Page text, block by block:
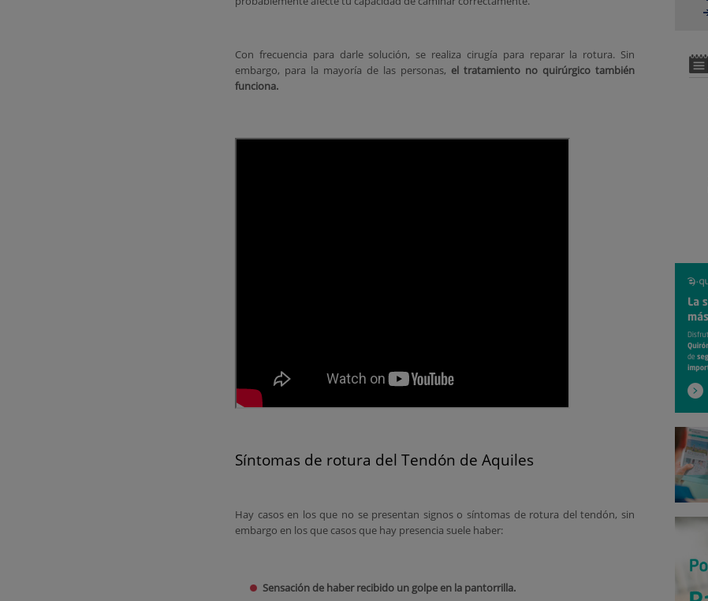
Con frecuencia para darle solución, se realiza cirugía para reparar la rotura. Sin
embargo, para la mayoría de las personas, el tratamiento no quirúrgico también
funciona.
Síntomas de rotura del Tendón de Aquiles
Hay casos en los que no se presentan signos o síntomas de rotura del tendón, sin
embargo en los que casos que hay presencia suele haber:
Sensación de haber recibido un golpe en la pantorrilla.